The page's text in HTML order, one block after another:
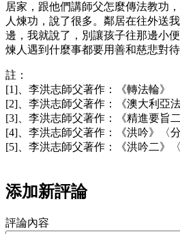
居家，跟他們講師父怎麼傳法教功
人煉功，說了很多。鄰居在往外送
邊，我就說了，別讓孩子往那邊小
煉人遇到什麼事都要用善和慈悲對待
註：
[1]、李洪志師父著作：《轉法輪》
[2]、李洪志師父著作：《澳大利亞法
[3]、李洪志師父著作：《精進要旨二
[4]、李洪志師父著作：《洪吟》〈分
[5]、李洪志師父著作：《洪吟二》〈
添加新評論
評論內容